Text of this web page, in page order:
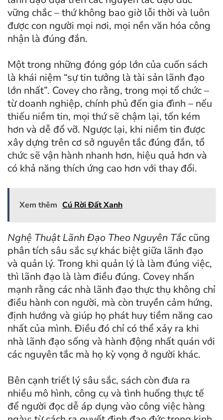
vững chắc – thứ không bao giờ lỗi thời và luôn
được con người mọi nơi, mọi nền văn hóa công
nhận là đúng đắn.
Một trong những đóng góp lớn của cuốn sách
là khái niệm “sự tin tưởng là tài sản lãnh đạo
lớn nhất”. Covey cho rằng, trong mọi tổ chức –
từ doanh nghiệp, chính phủ đến gia đình – nếu
thiếu niềm tin, mọi thứ sẽ chậm lại, tốn kém
hơn và dễ đổ vỡ. Ngược lại, khi niềm tin được
xây dựng trên cơ sở nguyên tắc đúng đắn, tổ
chức sẽ vận hành nhanh hơn, hiệu quả hơn và
có khả năng thích ứng cao hơn với thay đổi.
Xem thêm Cú Rời Đất Xanh
Nghệ Thuật Lãnh Đạo Theo Nguyên Tắccũng
phân tích sâu sắc sự khác biệt giữa lãnh đạo
và quản lý. Trong khi quản lý là làm đúng việc,
thì lãnh đạo là làm điều đúng. Covey nhấn
mạnh rằng các nhà lãnh đạo thực thụ không chỉ
điều hành con người, mà còn truyền cảm hứng,
định hướng và giúp họ phát huy tiềm năng cao
nhất của mình. Điều đó chỉ có thể xảy ra khi
nhà lãnh đạo sống và hành động nhất quán với
các nguyên tắc mà họ kỳ vọng ở người khác.
Bên cạnh triết lý sâu sắc, sách còn đưa ra
nhiều mô hình, công cụ và tình huống thực tế
để người đọc dễ áp dụng vào công việc hàng